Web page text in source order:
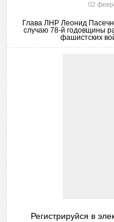
02
Глава ЛНР Леонид
случаю 78-й годовщины
фашистских
Регистрируйся в